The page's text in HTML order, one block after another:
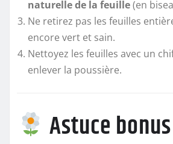
naturelle de la feuille(en
Ne retirez pas les feuilles
encore vert et sain.
Nettoyez les feuilles avec un
enlever la poussière.
Astuce